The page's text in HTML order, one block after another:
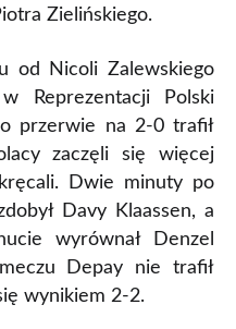
Zielińskiego.
od Nicoli Zalewskiego
Reprezentacji Polski
przerwie na 2-0 trafił
zaczęli się więcej
Dwie minuty po
Davy Klaassen, a
wyrównał Denzel
Depay nie trafił
wynikiem 2-2.